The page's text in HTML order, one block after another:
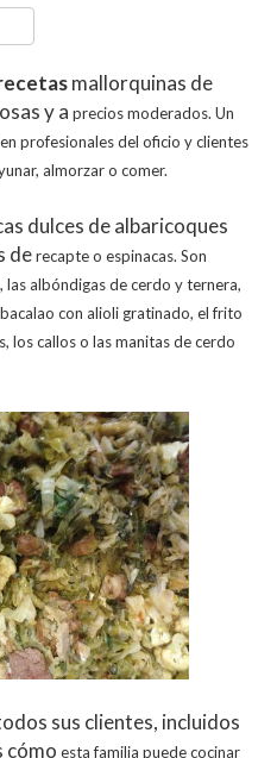
mallorquinas de
y a precios moderados. Un
profesionales del oficio yclientes
almorzar o comer.
dulces de albaricoques
derecapte o espinacas. Son
las albóndigas de cerdo yternera,
con alioli gratinado, el frito
los callos o las manitas de cerdo
sus clientes, incluidos
cómo esta familia puede cocinar